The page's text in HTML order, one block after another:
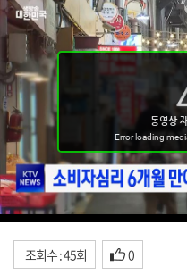
조회수 : 45회 0